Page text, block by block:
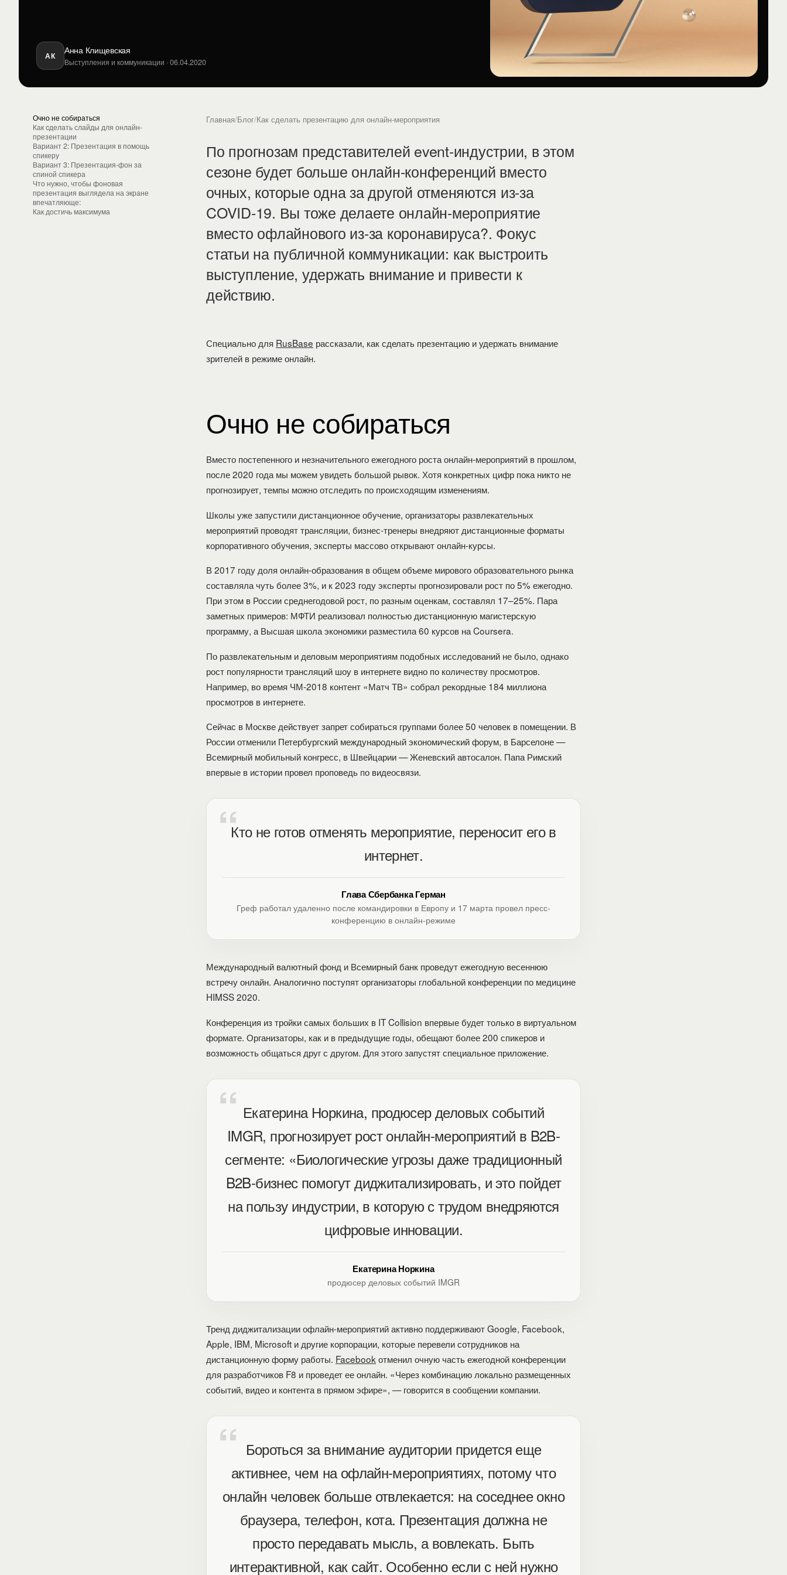
АК Анна Клищевская
Выступления и коммуникации · 06.04.2020
Очно не собираться
Как cделать слайды для онлайн-
презентации
Вариант 2: Презентация в помощь
спикеру
Вариант 3: Презентация-фон за
спиной спикера
Что нужно, чтобы фоновая
презентация выглядела на экране
впечатляюще:
Как достичь максимума
Главная/Блог/Как сделать презентацию для онлайн-мероприятия
По прогнозам представителей event-индустрии, в этом
сезоне будет больше онлайн-конференций вместо
очных, которые одна за другой отменяются из-за
COVID-19. Вы тоже делаете онлайн-мероприятие
вместо офлайнового из-за коронавируса?. Фокус
статьи на публичной коммуникации: как выстроить
выступление, удержать внимание и привести к
действию.
Специально для RusBase рассказали, как сделать презентацию и удержать внимание
зрителей в режиме онлайн.
Очно не собираться
Вместо постепенного и незначительного ежегодного роста онлайн-мероприятий в прошлом,
после 2020 года мы можем увидеть большой рывок. Хотя конкретных цифр пока никто не
прогнозирует, темпы можно отследить по происходящим изменениям.
Школы уже запустили дистанционное обучение, организаторы развлекательных
мероприятий проводят трансляции, бизнес-тренеры внедряют дистанционные форматы
корпоративного обучения, эксперты массово открывают онлайн-курсы.
В 2017 году доля онлайн-образования в общем объеме мирового образовательного рынка
составляла чуть более 3%, и к 2023 году эксперты прогнозировали рост по 5% ежегодно.
При этом в России среднегодовой рост, по разным оценкам, составлял 17–25%. Пара
заметных примеров: МФТИ реализовал полностью дистанционную магистерскую
программу, а Высшая школа экономики разместила 60 курсов на Coursera.
По развлекательным и деловым мероприятиям подобных исследований не было, однако
рост популярности трансляций шоу в интернете видно по количеству просмотров.
Например, во время ЧМ-2018 контент «Матч ТВ» собрал рекордные 184 миллиона
просмотров в интернете.
Сейчас в Москве действует запрет собираться группами более 50 человек в помещении. В
России отменили Петербургский международный экономический форум, в Барселоне —
Всемирный мобильный конгресс, в Швейцарии — Женевский автосалон. Папа Римский
впервые в истории провел проповедь по видеосвязи.
Кто не готов отменять мероприятие, переносит его в
интернет.
Глава Сбербанка Герман
Греф работал удаленно после командировки в Европу и 17 марта провел пресс-
конференцию в онлайн-режиме
Международный валютный фонд и Всемирный банк проведут ежегодную весеннюю
встречу онлайн. Аналогично поступят организаторы глобальной конференции по медицине
HIMSS 2020.
Конференция из тройки самых больших в IT Collision впервые будет только в виртуальном
формате. Организаторы, как и в предыдущие годы, обещают более 200 спикеров и
возможность общаться друг с другом. Для этого запустят специальное приложение.
Екатерина Норкина, продюсер деловых событий
IMGR, прогнозирует рост онлайн-мероприятий в B2B-
сегменте: «Биологические угрозы даже традиционный
B2B-бизнес помогут диджитализировать, и это пойдет
на пользу индустрии, в которую с трудом внедряются
цифровые инновации.
Екатерина Норкина
продюсер деловых событий IMGR
Тренд диджитализации офлайн-мероприятий активно поддерживают Google, Facebook,
Apple, IBM, Microsoft и другие корпорации, которые перевели сотрудников на
дистанционную форму работы. Facebook отменил очную часть ежегодной конференции
для разработчиков F8 и проведет ее онлайн. «Через комбинацию локально размещенных
событий, видео и контента в прямом эфире», — говорится в сообщении компании.
Бороться за внимание аудитории придется еще
активнее, чем на офлайн-мероприятиях, потому что
онлайн человек больше отвлекается: на соседнее окно
браузера, телефон, кота. Презентация должна не
просто передавать мысль, а вовлекать. Быть
интерактивной, как сайт. Особенно если с ней нужно